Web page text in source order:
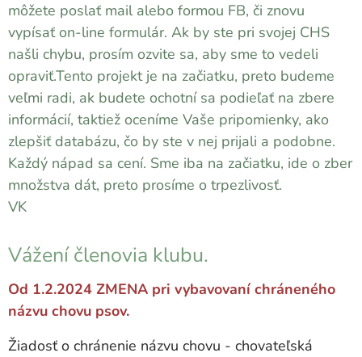
môžete poslať mail alebo formou FB, či znovu
vypísať on-line formulár. Ak by ste pri svojej CHS
našli chybu, prosím ozvite sa, aby sme to vedeli
opraviť.Tento projekt je na začiatku, preto budeme
veľmi radi, ak budete ochotní sa podieľať na zbere
informácií, taktiež oceníme Vaše pripomienky, ako
zlepšiť databázu, čo by ste v nej prijali a podobne.
Každý nápad sa cení. Sme iba na začiatku, ide o zber
množstva dát, preto prosíme o trpezlivosť.
VK
Vážení členovia klubu.
Od 1.2.2024 ZMENA pri vybavovaní chráneného
názvu chovu psov.
Žiadosť o chránenie názvu chovu - chovateľská